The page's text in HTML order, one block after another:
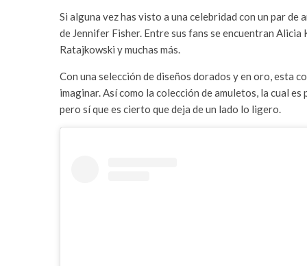
Si alguna vez has visto a una celebridad con un par
de Jennifer Fisher. Entre sus fans se encuentran
Ratajkowski y muchas más.
Con una selección de diseños dorados y en oro, esta
imaginar. Así como la colección de amuletos, la cual
pero sí que es cierto que deja de un lado lo ligero.